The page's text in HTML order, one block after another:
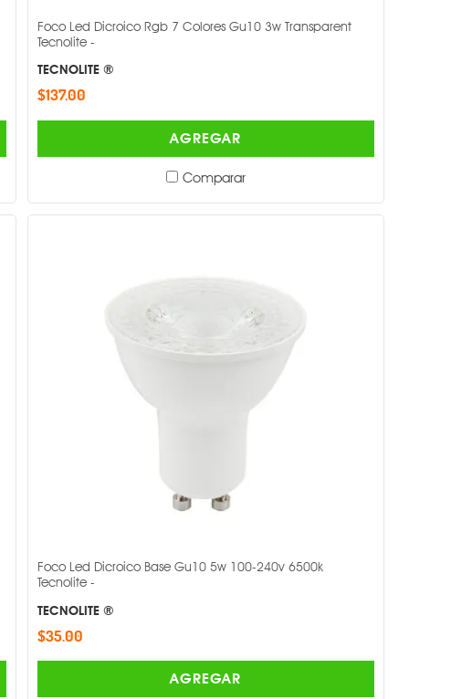
Foco Led Dicroico Rgb 7 Colores Gu10 3w Transparent
Tecnolite -
TECNOLITE ®
$137.00
AGREGAR
Comparar
Foco Led Dicroico Base Gu10 5w 100-240v 6500k
Tecnolite -
TECNOLITE ®
$35.00
AGREGAR